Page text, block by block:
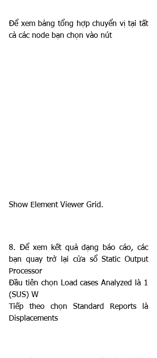
Để xem bảng tổng hợp chuyển vị tại tất
cả các node bạn chọn vào nút
Show Element Viewer Grid.
8. Để xem kết quả dạng báo cáo, các
bạn quay trở lại cửa sổ Static Output
Processor
Đầu tiên chọn Load cases Analyzed là 1
(SUS) W
Tiếp theo chọn Standard Reports là
Displacements